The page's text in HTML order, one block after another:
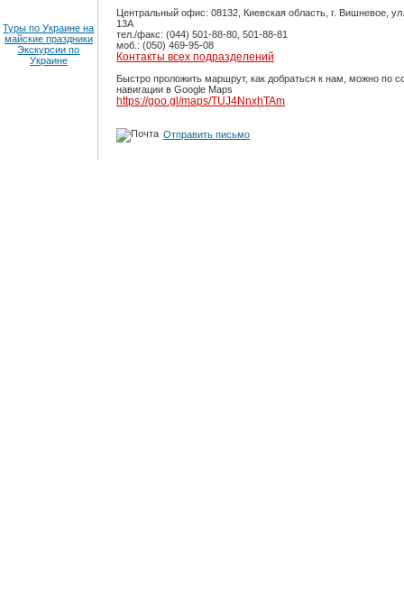
Туры по Украине на
майские праздники
Экскурсии по
Украине
Центральный офис: 08132, Киевская область, г. Вишневое,
13А
тел./факс: (044) 501-88-80, 501-88-81
моб.: (050) 469-95-08
Контакты всех подразделений
Быстро проложить маршрут, как добраться к нам, можно по
навигации в Google Maps
https://goo.gl/maps/TUJ4NnxhTAm
Отправить письмо